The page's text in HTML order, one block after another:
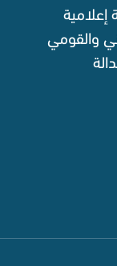
والقومي